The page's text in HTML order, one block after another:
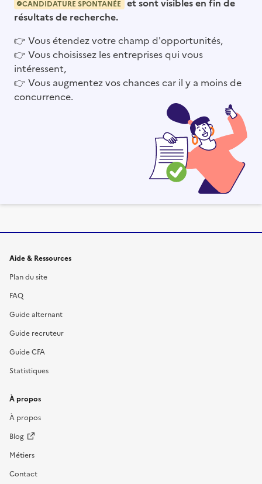
CANDIDATURE SPONTANÉE
résultats de recherche.
👉 Vous étendez votre champ d'opportunités,
👉 Vous choisissez les entreprises qui vous
intéressent,
👉 Vous augmentez vos chances car il y a moins de
concurrence.
Informations et liens du site
Aide & Ressources
Plan du site
FAQ
Guide alternant
Guide recruteur
Guide CFA
Statistiques
À propos
À propos
Blog
Métiers
Contact